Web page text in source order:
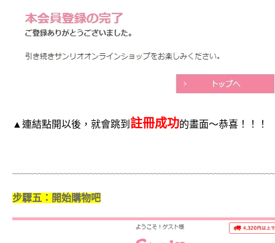
▲連結點開以後，就會跳到 註冊成功的畫面～恭喜！！！
步驟五：開始購物吧